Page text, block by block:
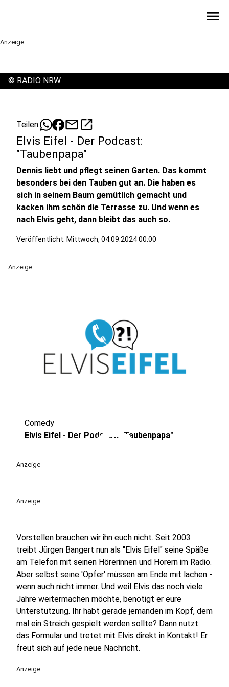
menu
Anzeige
© RADIO NRW
Teilen: mailopen_in_new
Elvis Eifel - Der Podcast:
"Taubenpapa"
Dennis liebt und pflegt seinen Garten. Das kommt
besonders bei den Tauben gut an. Die haben es
sich in seinem Baum gemütlich gemacht und
kacken ihm schön die Terrasse zu. Und wenn es
nach Elvis geht, dann bleibt das auch so.
Veröffentlicht: Mittwoch, 04.09.2024 00:00
Anzeige
play_circle
Comedy
Elvis Eifel - Der Podcast: "Taubenpapa"
Anzeige
Anzeige
Vorstellen brauchen wir ihn euch nicht. Seit 2003
treibt Jürgen Bangert nun als "Elvis Eifel" seine Späße
am Telefon mit seinen Hörerinnen und Hörern im Radio.
Aber selbst seine 'Opfer' müssen am Ende mit lachen -
wenn auch nicht immer. Und weil Elvis das noch viele
Jahre weitermachen möchte, benötigt er eure
Unterstützung. Ihr habt gerade jemanden im Kopf, dem
mal ein Streich gespielt werden sollte? Dann nutzt
das Formular und tretet mit Elvis direkt in Kontakt! Er
freut sich auf jede neue Nachricht.
Anzeige